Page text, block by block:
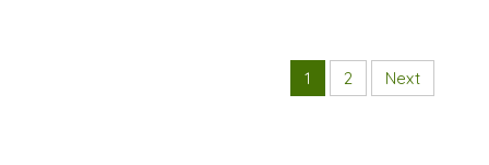
1 2 Next